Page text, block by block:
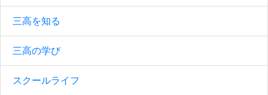
三高を知る
三高の学び
スクールライフ